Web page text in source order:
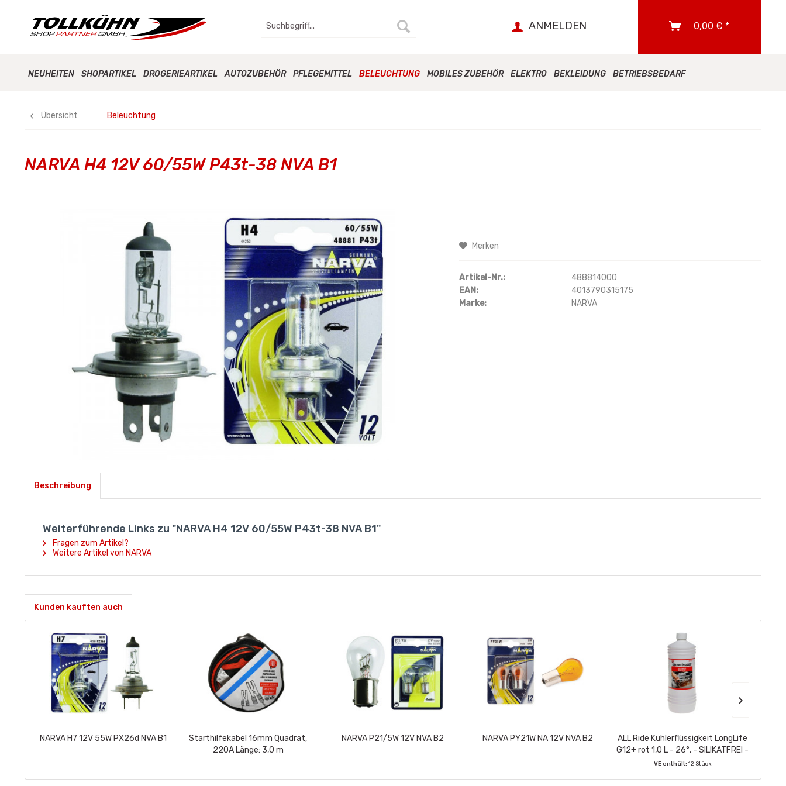
ANMELDEN 0,00 € *
NEUHEITEN SHOPARTIKEL DROGERIEARTIKEL AUTOZUBEHÖR PFLEGEMITTEL BELEUCHTUNG MOBILES ZUBEHÖR ELEKTRO BEKLEIDUNG BETRIEBSBEDARF
Übersicht Beleuchtung
NARVA H4 12V 60/55W P43t-38 NVA B1
Merken
Artikel-Nr.:
488814000
EAN:
4013790315175
Marke:
NARVA
Beschreibung
Weiterführende Links zu "NARVA H4 12V 60/55W P43t-38 NVA B1"
Fragen zum Artikel?
Weitere Artikel von NARVA
Kunden kauften auch
NARVA H7 12V 55W PX26d NVA B1
Starthilfekabel 16mm Quadrat,
220A Länge: 3,0 m
NARVA P21/5W 12V NVA B2 NARVA PY21W NA 12V NVA B2
ALL Ride Kühlerflüssigkeit LongLife
G12+ rot 1,0 L - 26°, - SILIKATFREI -
VE enthält:12 Stück